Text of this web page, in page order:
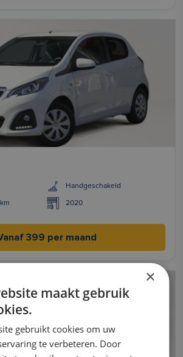
Handgeschakeld
2020
399 per maand
×
maakt gebruik
gebruikt cookies om uw
te verbeteren. Door